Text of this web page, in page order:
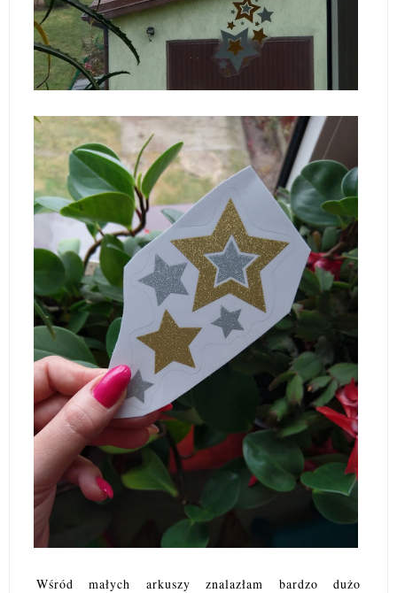
Wśród małych arkuszy znalazłam bardzo dużo